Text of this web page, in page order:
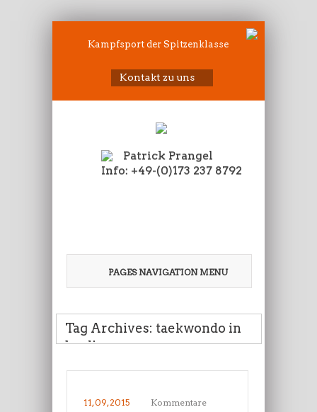
Kampfsport der Spitzenklasse
Kontakt zu uns
Patrick Prangel
Info: +49-(0)173 237 8792
PAGES NAVIGATION MENU
Tag Archives: taekwondo in
berlin
11, 09, 2015
Kommentare